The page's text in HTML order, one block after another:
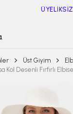
SİPARİŞ İADE TALEBİ
Üst Giyim
Kol Desenli Fırfırlı